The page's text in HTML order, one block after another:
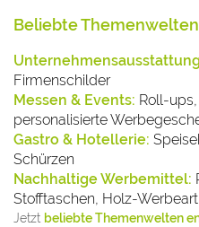
Beliebte
Firmenschilder
Messen & Events: Roll-
personalisierte
Gastro & Hotellerie:
Schürzen
Nachhaltige Werbemittel:
Stofftaschen, Holz-
Jetzt beliebte Themenwelten